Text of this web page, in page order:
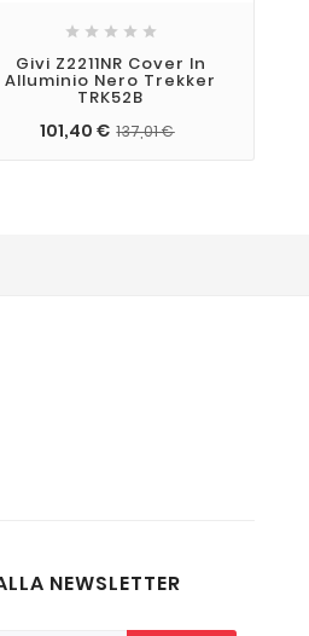
    
Givi Z2211NR Cover In
Alluminio Nero Trekker
TRK52B
101,40 € 137,01 €
NEWSLETTER